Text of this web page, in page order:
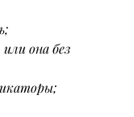
она без